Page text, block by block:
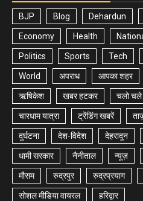
BJP Blog Dehardun
Economy Health
Politics Sports Tech
World अपराध आपका शहर
ऋषिकेश खबर हटकर चलो चले
चारधाम यात्रा ट्रेंडिंग खबरें
दुर्घटना देश-विदेश देहरादून
धामी सरकार नैनीताल न्यूज़
मौसम रुद्रपुर रुद्रप्रयाग
सोशल मीडिया वायरल हरिद्वार